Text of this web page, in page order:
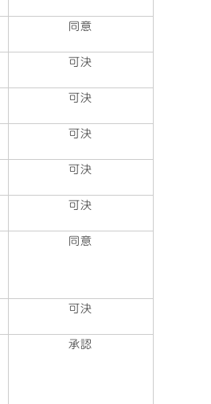
同意
可決
可決
可決
可決
可決
同意
可決
承認